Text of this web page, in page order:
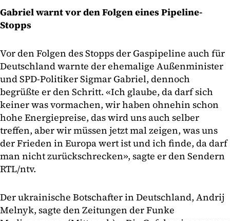
Gabriel warnt vor den Folgen eines Pipeline-
Stopps
Vor den Folgen des Stopps der Gaspipeline auch für
Deutschland warnte der ehemalige Außenminister
und SPD-Politiker Sigmar Gabriel, dennoch
begrüßte er den Schritt. «Ich glaube, da darf sich
keiner was vormachen, wir haben ohnehin schon
hohe Energiepreise, das wird uns auch selber
treffen, aber wir müssen jetzt mal zeigen, was uns
der Frieden in Europa wert ist und ich finde, da darf
man nicht zurückschrecken», sagte er den Sendern
RTL/ntv.
Der ukrainische Botschafter in Deutschland, Andrij
Melnyk, sagte den Zeitungen der Funke